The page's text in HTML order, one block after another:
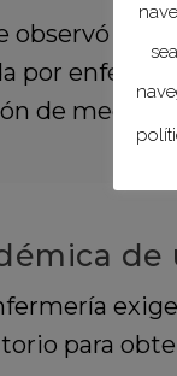
observó que
por
de
para